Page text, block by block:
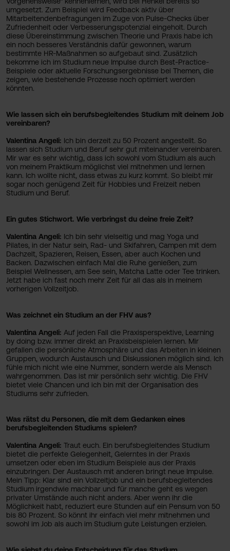
umgesetzt. Zum Beispiel wird Feedback aktiv über
Mitarbeitendenbefragungen im Zuge von Pulse-Checks über
Zufriedenheit oder Verbesserungspotenzial eingeholt. Durch
diese Übereinstimmung zwischen Theorie und Praxis habe ich
ein noch besseres Verständnis dafür gewonnen, warum
bestimmte HR-Maßnahmen so aufgebaut sind. Zusätzlich
bekomme ich im Studium neue Impulse durch Best-Practice-
Beispiele oder aktuelle Forschungsergebnisse bei Themen, die
zeigen, wie bestehende Prozesse noch optimiert werden
könnten.
Wie lassen sich ein berufsbegleitendes Studium mit deinem Job
vereinbaren?
Valentina Angeli: Ich bin derzeit zu 50 Prozent angestellt. So
lassen sich Studium und Beruf sehr gut miteinander vereinbaren.
Mir war es sehr wichtig, dass ich sowohl vom Studium als auch
von meinem Praktikum möglichst viel mitnehmen und lernen
kann. Ich wollte nicht, dass etwas zu kurz kommt. So bleibt mir
sogar noch genügend Zeit für Hobbies und Freizeit neben
Studium und Beruf.
Ein gutes Stichwort. Wie verbringst du deine freie Zeit?
Valentina Angeli: Ich bin sehr vielseitig und mag Yoga und
Pilates, in der Natur sein, Rad- und Skifahren, Campen mit dem
Dachzelt, Spazieren, Reisen, Essen, aber auch Kochen und
Backen. Dazwischen einfach Mal die Ruhe genießen, zum
Beispiel Wellnessen, am See sein, Matcha Latte oder Tee trinken.
Jetzt habe ich fast noch mehr Zeit für all das als in meinem
vorherigen Vollzeitjob.
Was zeichnet ein Studium an der FHV aus?
Valentina Angeli: Auf jeden Fall die Praxisperspektive, Learning
by doing bzw. immer direkt an Praxisbeispielen lernen. Mir
gefallen die persönliche Atmosphäre und das Arbeiten in kleinen
Gruppen, wodurch Austausch und Diskussionen möglich sind. Ich
fühle mich nicht wie eine Nummer, sondern werde als Mensch
wahrgenommen. Das ist mir persönlich sehr wichtig. Die FHV
bietet viele Chancen und ich bin mit der Organisation des
Studiums sehr zufrieden.
Was rätst du Personen, die mit dem Gedanken eines
berufsbegleitenden Studiums spielen?
Valentina Angeli: Traut euch. Ein berufsbegleitendes Studium
bietet die perfekte Gelegenheit, Gelerntes in der Praxis
umsetzen oder eben im Studium Beispiele aus der Praxis
einzubringen. Der Austausch mit anderen bringt neue Impulse.
Mein Tipp: Klar sind ein Vollzeitjob und ein berufsbegleitendes
Studium irgendwie machbar und für manche geht es wegen
privater Umstände auch nicht anders. Aber wenn ihr die
Möglichkeit habt, reduziert eure Stunden auf ein Pensum von 50
bis 80 Prozent. So könnt ihr einfach viel mehr mitnehmen und
sowohl im Job als auch im Studium gute Leistungen erzielen.